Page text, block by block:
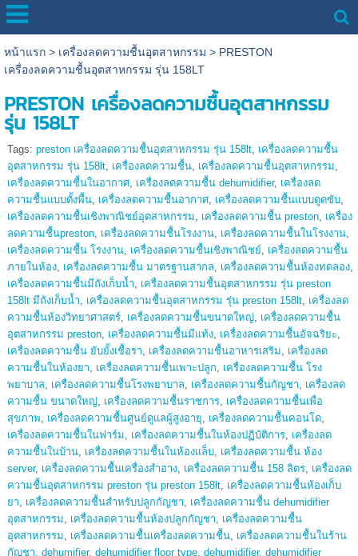
หน้าแรก> เครื่องลดความชื้นอุตสาหกรรม > PRESTON
เครื่องลดความชื้นอุตสาหกรรม รุ่น 158LT
PRESTON เครื่องลดความชื้นอุตสาหกรรม
รุ่น 158LT
Tags: preston เครื่องลดความชื้นอุตสาหกรรม รุ่น 158lt, เครื่องลดความชื้น
อุตสาหกรรม รุ่น 158lt, เครื่องลดความชื้น, เครื่องลดความชื้นอุตสาหกรรม,
เครื่องลดความชื้นในอากาศ, เครื่องลดความชื้น dehumidifier, เครื่องลด
ความชื้นแบบตั้งพื้น, เครื่องลดความชื้นอากาศ, เครื่องลดความชื้นแบบดูดซับ,
เครื่องลดความชื้นเชิงพาณิชย์อุตสาหกรรม, เครื่องลดความชื้น preston, เครื่อง
ลดความชื้นpreston, เครื่องลดความชื้นโรงงาน, เครื่องลดความชื้นในโรงงาน,
เครื่องลดความชื้น โรงงาน, เครื่องลดความชื้นเชิงพาณิชย์, เครื่องลดความชื้น
ภายในห้อง, เครื่องลดความชื้น มาตรฐานสากล, เครื่องลดความชื้นห้องทดลอง,
เครื่องลดความชื้นมีถังเก็บน้ำ, เครื่องลดความชื้นอุตสาหกรรม รุ่น preston
158lt มีถังเก็บน้ำ, เครื่องลดความชื้นอุตสาหกรรม รุ่น preston 158lt, เครื่องลด
ความชื้นห้องวิทยาศาสตร์, เครื่องลดความชื้นขนาดใหญ่, เครื่องลดความชื้น
อุตสาหกรรม preston, เครื่องลดความชื้นมีแท้ง, เครื่องลดความชื้นอัจฉริยะ,
เครื่องลดความชื้น ยับยั้งเชื้อรา, เครื่องลดความชื้นอาหารเสริม, เครื่องลด
ความชื้นในห้องยา, เครื่องลดความชื้นเพาะปลูก, เครื่องลดความชื้น โรง
พยาบาล, เครื่องลดความชื้นโรงพยาบาล, เครื่องลดความชื้นกัญชา, เครื่องลด
ความชื้น ขนาดใหญ่, เครื่องลดความชื้นราชการ, เครื่องลดความชื้นเพื่อ
สุขภาพ, เครื่องลดความชื้นศูนย์ดูแลผู้สูงอายุ, เครื่องลดความชื้นคอนโด,
เครื่องลดความชื้นในฟาร์ม, เครื่องลดความชื้นในห้องปฏิบัติการ, เครื่องลด
ความชื้นในบ้าน, เครื่องลดความชื้นในห้องแล็บ, เครื่องลดความชื้น ห้อง
server, เครื่องลดความชื้นเครื่องสำอาง, เครื่องลดความชื้น 158 ลิตร, เครื่องลด
ความชื้นอุตสาหกรรม preston รุ่น preston 158lt, เครื่องลดความชื้นห้องเก็บ
ยา, เครื่องลดความชื้นสำหรับปลูกกัญชา, เครื่องลดความชื้น dehumidifier
อุตสาหกรรม, เครื่องลดความชื้นห้องปลูกกัญชา, เครื่องลดความชื้น
อุตสาหกรรม, เครื่องลดความชื้นเครื่องลดความชื้น, เครื่องลดความชื้นในร้าน
กัญชา, dehumifier, dehumidifier floor type, dehumidifier, dehumidifier